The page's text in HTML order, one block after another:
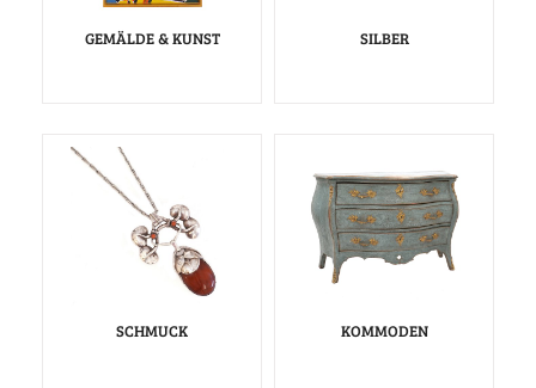
GEMÄLDE & KUNST SILBER
SCHMUCK KOMMODEN